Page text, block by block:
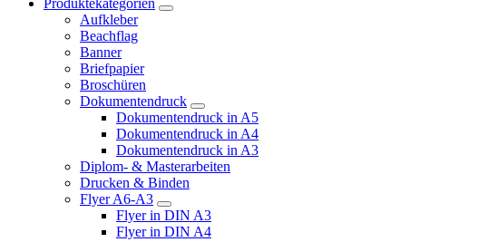
Produktekategorien
Aufkleber
Beachflag
Banner
Briefpapier
Broschüren
Dokumentendruck
Dokumentendruck in A5
Dokumentendruck in A4
Dokumentendruck in A3
Diplom- & Masterarbeiten
Drucken & Binden
Flyer A6-A3
Flyer in DIN A3
Flyer in DIN A4